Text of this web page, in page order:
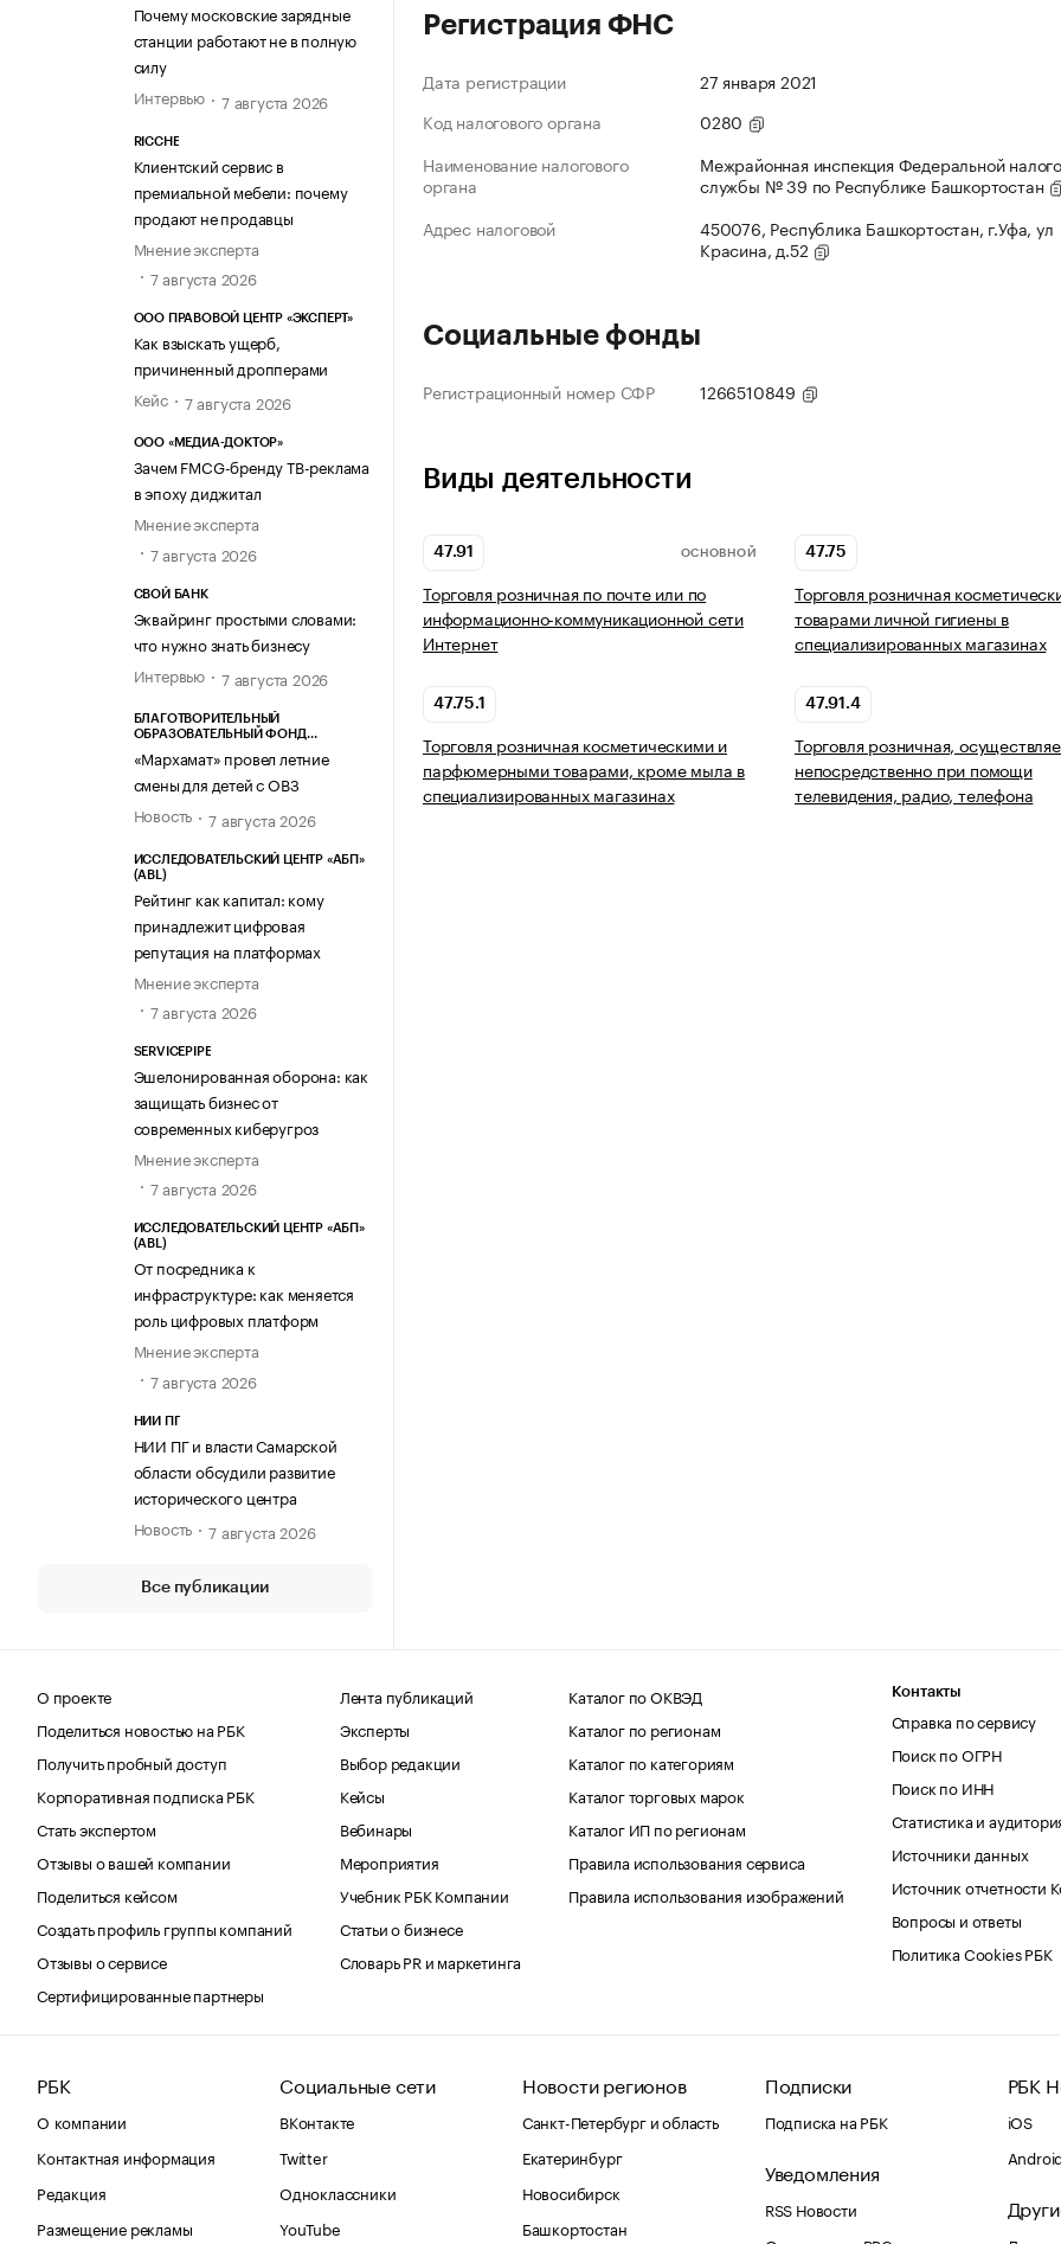
Почему московские зарядные
станции работают не в полную
силу
Интервью
7 августа 2026
RICCHE
Клиентский сервис в
премиальной мебели: почему
продают не продавцы
Мнение эксперта
7 августа 2026
ООО ПРАВОВОЙ ЦЕНТР «ЭКСПЕРТ»
Как взыскать ущерб,
причиненный дропперами
Кейс
7 августа 2026
ООО «МЕДИА-ДОКТОР»
Зачем FMCG-бренду ТВ-реклама
в эпоху диджитал
Мнение эксперта
7 августа 2026
СВОЙ БАНК
Эквайринг простыми словами:
что нужно знать бизнесу
Интервью
7 августа 2026
БЛАГОТВОРИТЕЛЬНЫЙ
ОБРАЗОВАТЕЛЬНЫЙ ФОНД
«Мархамат» провел летние
смены для детей с ОВЗ
Новость
7 августа 2026
ИССЛЕДОВАТЕЛЬСКИЙ ЦЕНТР «АБП»
(ABL)
Рейтинг как капитал: кому
принадлежит цифровая
репутация на платформах
Мнение эксперта
7 августа 2026
SERVICEPIPE
Эшелонированная оборона: как
защищать бизнес от
современных киберугроз
Мнение эксперта
7 августа 2026
ИССЛЕДОВАТЕЛЬСКИЙ ЦЕНТР «АБП»
(ABL)
От посредника к
инфраструктуре: как меняется
роль цифровых платформ
Мнение эксперта
7 августа 2026
НИИ ПГ
НИИ ПГ и власти Самарской
области обсудили развитие
исторического центра
Новость
7 августа 2026
Все публикации
Регистрация ФНС
Дата регистрации
27 января 2021
Код налогового органа
0280
Наименование налогового
органа
Межрайонная инспекция Федеральной
службы № 39 по Республике Башкортостан
Адрес налоговой
450076, Республика Башкортостан, г.Уфа, ул
Красина, д.52
Социальные фонды
Регистрационный номер СФР 1266510849
Виды деятельности
47.91 ОСНОВНОЙ
Торговля розничная по почте или по
информационно-коммуникационной сети
Интернет
47.75
Торговля розничная
товарами личной гигиены в
специализированных магазинах
47.75.1
Торговля розничная косметическими и
парфюмерными товарами, кроме мыла в
специализированных магазинах
47.91.4
Торговля розничная,
непосредственно при помощи
телевидения, радио, телефона
О проекте
Поделиться новостью на РБК
Получить пробный доступ
Корпоративная подписка РБК
Стать экспертом
Отзывы о вашей компании
Поделиться кейсом
Создать профиль группы компаний
Отзывы о сервисе
Сертифицированные партнеры
Лента публикаций
Эксперты
Выбор редакции
Кейсы
Вебинары
Мероприятия
Учебник РБК Компании
Статьи о бизнесе
Словарь PR и маркетинга
Каталог по ОКВЭД
Каталог по регионам
Каталог по категориям
Каталог торговых марок
Каталог ИП по регионам
Правила использования сервиса
Правила использования изображений
Контакты
Справка по сервису
Поиск по ОГРН
Поиск по ИНН
Статистика и
Источники данных
Источник отчетности
Вопросы и ответы
Политика Cookies РБК
РБК
О компании
Контактная информация
Редакция
Размещение рекламы
Социальные сети
ВКонтакте
Twitter
Одноклассники
YouTube
Новости регионов
Санкт-Петербург и область
Екатеринбург
Новосибирск
Башкортостан
Подписки
Подписка на РБК
Уведомления
RSS Новости
РБК
iOS